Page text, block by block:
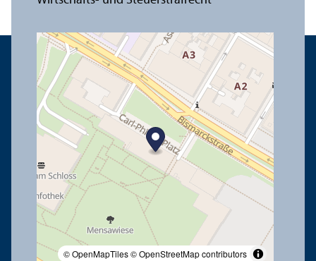
© OpenMapTiles© OpenStreetMap contributors